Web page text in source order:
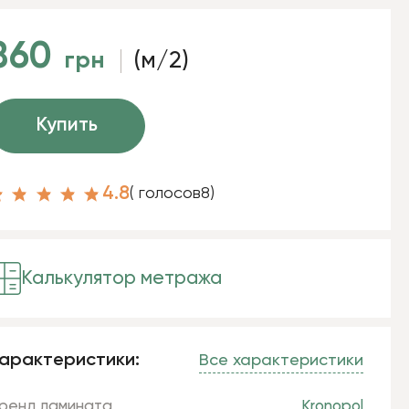
грн (м/2)
Купить
4.8( голосов8)
Калькулятор метража
Все характеристики